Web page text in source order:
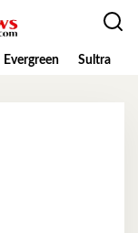
Evergreen Sultra